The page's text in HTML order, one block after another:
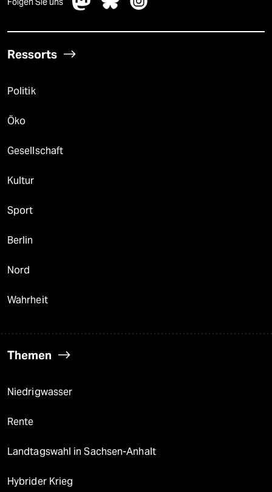
Ressorts
Politik
Öko
Gesellschaft
Kultur
Sport
Berlin
Nord
Wahrheit
Themen
Niedrigwasser
Rente
Landtagswahl in Sachsen-Anhalt
Hybrider Krieg